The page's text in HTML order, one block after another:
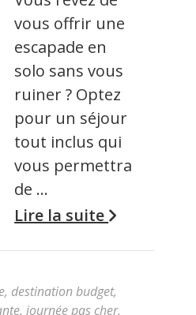
vous offrir une
escapade en
solo sans vous
ruiner ? Optez
pour un séjour
tout inclus qui
vous permettra
de …
Lire la suite
, destination budget,
, journée pas cher,